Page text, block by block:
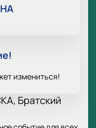
измениться!
Братский